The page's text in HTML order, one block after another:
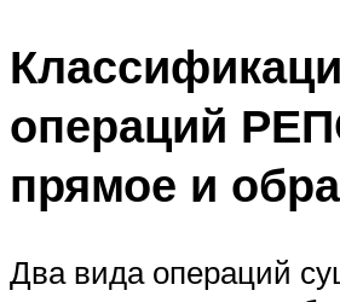
операций
прямое и
Два вида операций